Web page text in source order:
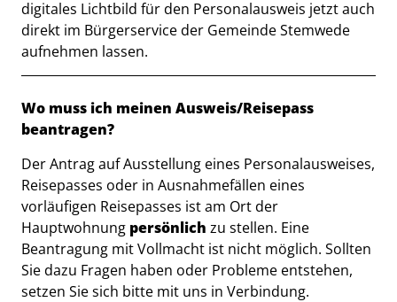
digitales Lichtbild für den Personalausweis jetzt auch
direkt im Bürgerservice der Gemeinde Stemwede
aufnehmen lassen.
Beschreibung
Wo muss ich meinen Ausweis/Reisepass
beantragen?
Der Antrag auf Ausstellung eines Personalausweises,
Reisepasses oder in Ausnahmefällen eines
vorläufigen Reisepasses ist am Ort der
Hauptwohnung persönlich zu stellen. Eine
Beantragung mit Vollmacht ist nicht möglich. Sollten
Sie dazu Fragen haben oder Probleme entstehen,
setzen Sie sich bitte mit uns in Verbindung.